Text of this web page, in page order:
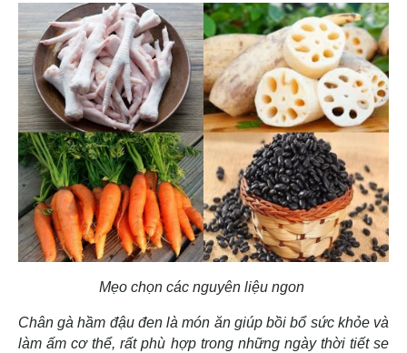
Mẹo chọn các nguyên liệu ngon
Chân gà hầm đậu đen là món ăn giúp bồi bổ sức khỏe và
làm ấm cơ thể, rất phù hợp trong những ngày thời tiết se